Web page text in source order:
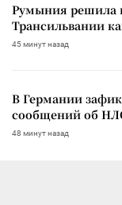
Румыния решила
Трансильвании
45 минут назад
В Германии
сообщений об
48 минут назад